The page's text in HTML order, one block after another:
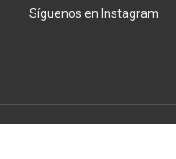
Síguenos en Instagram